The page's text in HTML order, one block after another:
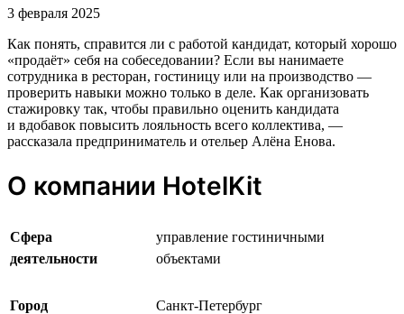
3 февраля 2025
Как понять, справится ли с работой кандидат, который хорошо
«продаёт» себя на собеседовании? Если вы нанимаете
сотрудника в ресторан, гостиницу или на производство —
проверить навыки можно только в деле. Как организовать
стажировку так, чтобы правильно оценить кандидата
и вдобавок повысить лояльность всего коллектива, —
рассказала предприниматель и отельер Алёна Енова.
О компании HotelKit
Сфера
деятельности
управление гостиничными
объектами
Город Санкт-Петербург